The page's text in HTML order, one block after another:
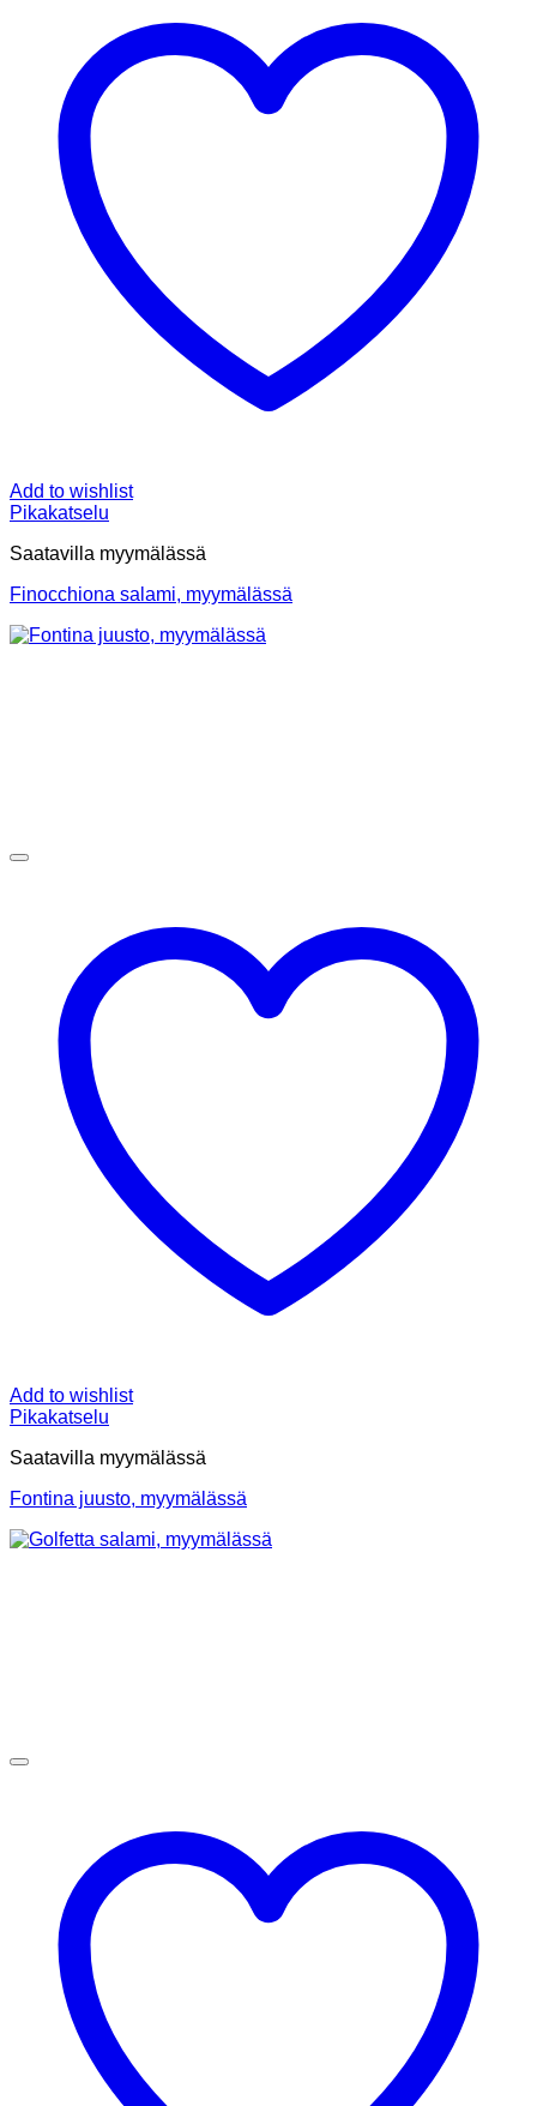
Add to wishlist
Pikakatselu
Saatavilla myymälässä
Finocchiona salami, myymälässä
Add to wishlist
Pikakatselu
Saatavilla myymälässä
Fontina juusto, myymälässä